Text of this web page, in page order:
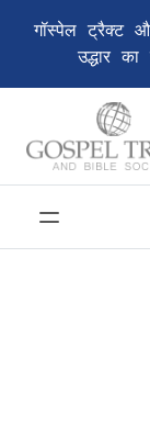
गॉस्पेल ट्रैक्ट
उद्धार